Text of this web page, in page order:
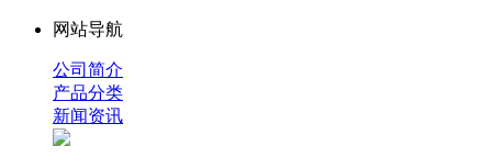
网站导航
公司简介
产品分类
新闻资讯